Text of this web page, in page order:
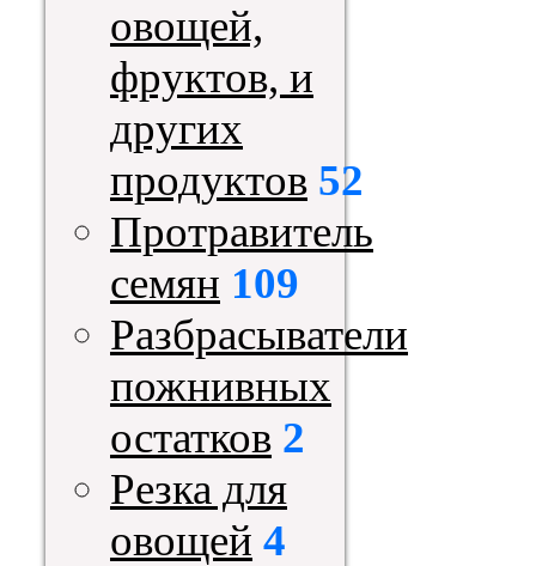
овощей,
фруктов, и
других
продуктов 52
Протравитель
семян 109
Разбрасыватели
пожнивных
остатков 2
Резка для
овощей 4